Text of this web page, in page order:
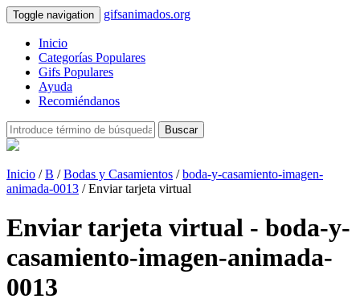
Toggle navigation gifsanimados.org
Inicio
Categorías Populares
Gifs Populares
Ayuda
Recomiéndanos
Buscar
Inicio /B /Bodas y Casamientos /boda-y-casamiento-imagen-
animada-0013 / Enviar tarjeta virtual
Enviar tarjeta virtual - boda-y-
casamiento-imagen-animada-
0013